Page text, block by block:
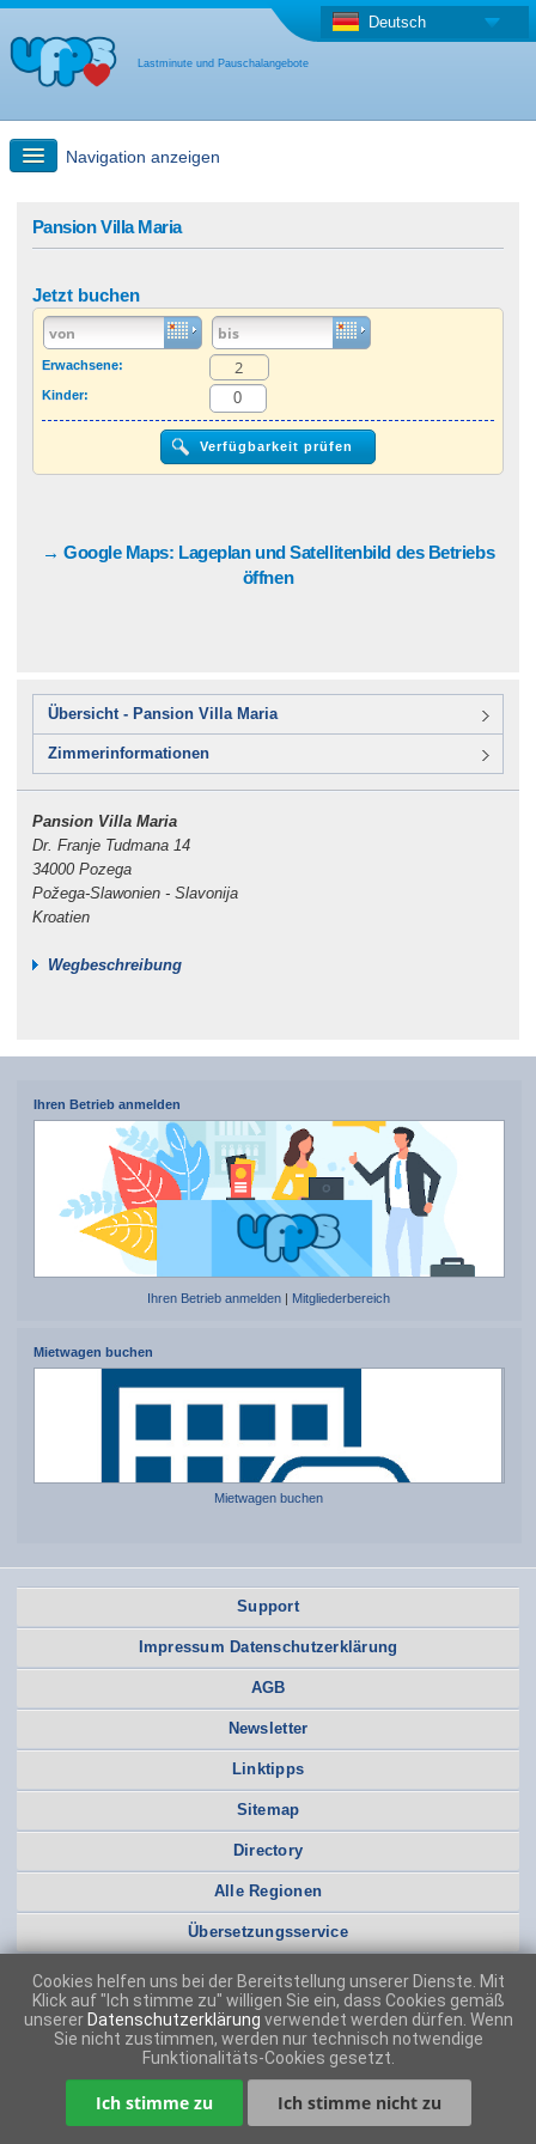
Lastminute und Pauschalangebote
Deutsch
Navigation anzeigen
Last Minute Angebot + Pauschalangebot
Anderes Land
Pansion Villa Maria
Jetzt buchen
Erwachsene:
Kinder:
→ Google Maps: Lageplan und Satellitenbild des Betriebs
öffnen
Übersicht - Pansion Villa Maria
Zimmerinformationen
Pansion Villa Maria
Dr. Franje Tudmana 14
34000 Pozega
Požega-Slawonien - Slavonija
Kroatien
Wegbeschreibung
Ihren Betrieb anmelden
Ihren Betrieb anmelden Mitgliederbereich
Mietwagen buchen
Mietwagen buchen
Support
Impressum Datenschutzerklärung
AGB
Newsletter
Linktipps
Sitemap
Directory
Alle Regionen
Übersetzungsservice
Cookies helfen uns bei der Bereitstellung unserer Dienste. Mit
Klick auf "Ich stimme zu" willigen Sie ein, dass Cookies gemäß
unserer Datenschutzerklärung verwendet werden dürfen. Wenn
Sie nicht zustimmen, werden nur technisch notwendige
Funktionalitäts-Cookies gesetzt.